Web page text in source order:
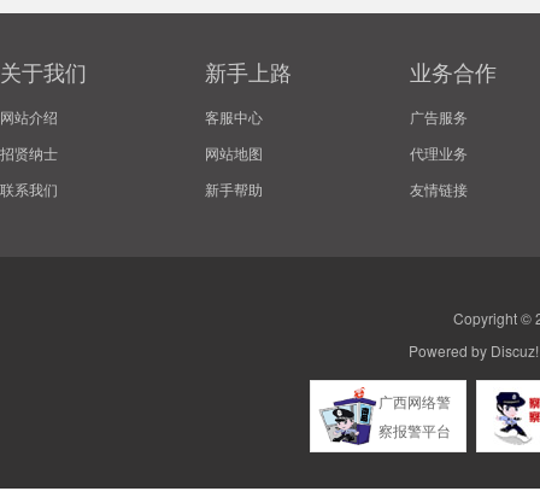
关于我们
网站介绍
招贤纳士
联系我们
新手上路
客服中心
网站地图
新手帮助
业务合作
广告服务
代理业务
友情链接
Copyright ©
Powered by Discuz!
广西网络警
察报警平台